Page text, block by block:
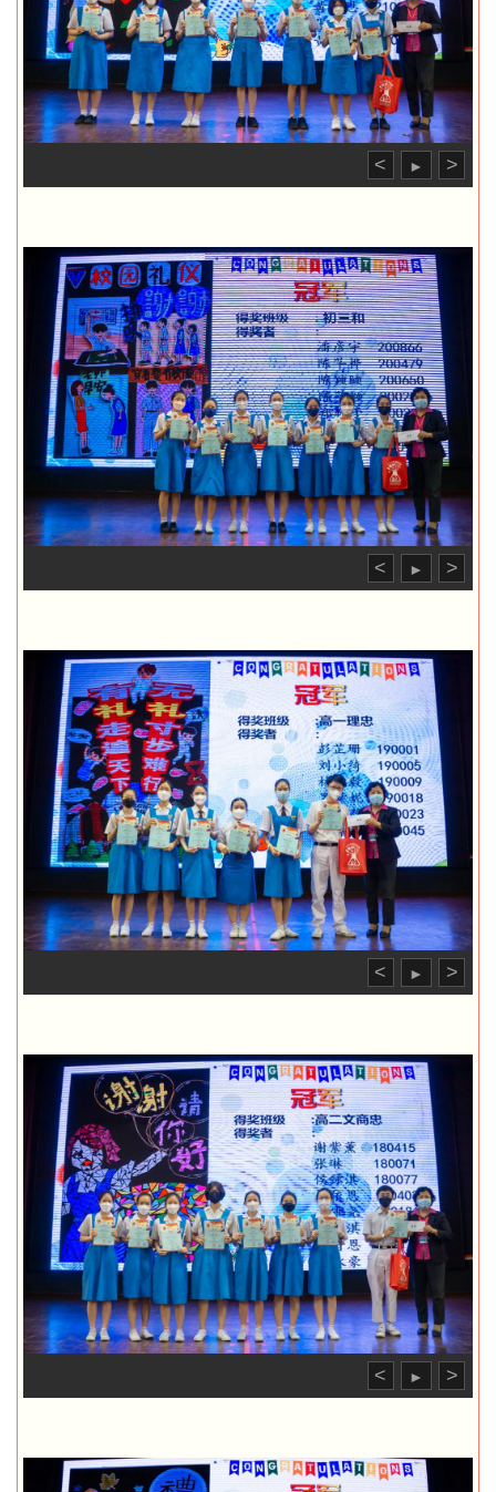
< ► >
< ► >
< ► >
< ► >